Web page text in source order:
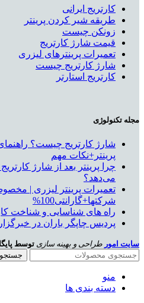
کارتریج ایرانی
طریقه شیر کردن پرینتر
زونکن چیست
قیمت شارژ کارتریج
تعمیرات پرینترهای لیزری
شارژ کارتریج چیست
کارتریج استارتر
مجله تکنولوژی
شارژ کارتریج چیست؟
پرینتر+نکات مهم
چرا پرینتر بعد از شارژ
می‌دهد؟
تعمیرات پرینتر لیزری |
شرکتها+گارانتی100%
راه های شناسایی و شناخت
پردیس چاپگر باران در
سایت امور طراحی و بهینه سازی توسط
جستجو
منو
دسته بندی ها